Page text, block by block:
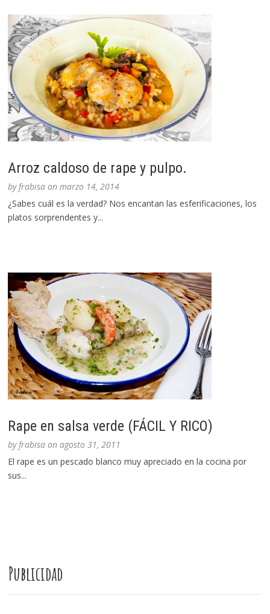
Arroz caldoso de rape y pulpo.
byfrabisa onmarzo 14, 2014
¿Sabes cuál es la verdad? Nos encantan las esferificaciones, los
platos sorprendentes y...
Rape en salsa verde (FÁCIL Y RICO)
byfrabisa onagosto 31, 2011
El rape es un pescado blanco muy apreciado en la cocina por
sus...
Publicidad